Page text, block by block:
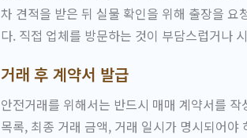
차 견적을 받은 뒤 실물 확인을 위해 출장을
다. 직접 업체를 방문하는 것이 부담스럽거나
거래 후 계약서 발급
안전거래를 위해서는 반드시 매매 계약서를
목록, 최종 거래 금액, 거래 일시가 명시되어